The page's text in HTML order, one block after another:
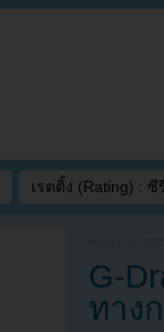
เรตติ้ง (Rating) : ซี
G-
ทาง